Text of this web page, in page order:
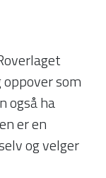
som
også ha
er en
og velger